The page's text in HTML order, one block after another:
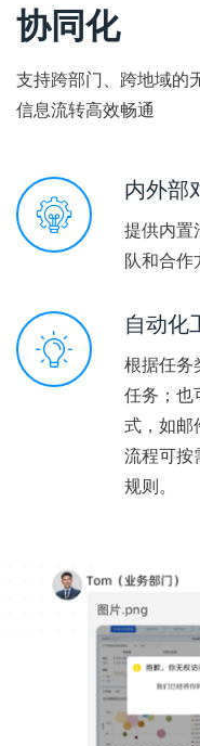
协同化
支持跨部门、跨地域的
信息流转高效畅通
内外部
提供内置
队和合作
自动化
根据任务
任务；也
式，如邮
流程可按
规则。